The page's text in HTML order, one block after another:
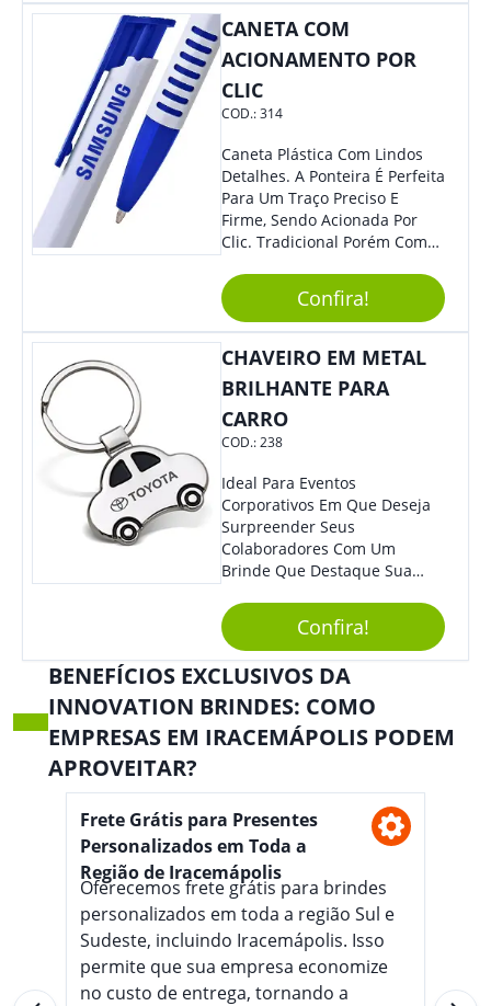
Colaboradores.
CANETA COM
ACIONAMENTO POR
CLIC
COD.:314
Caneta Plástica Com Lindos
Detalhes. A Ponteira É Perfeita
Para Um Traço Preciso E
Firme, Sendo Acionada Por
Clic. Tradicional Porém Com
Toda Diferença.
Confira!
CHAVEIRO EM METAL
BRILHANTE PARA
CARRO
COD.:238
Ideal Para Eventos
Corporativos Em Que Deseja
Surpreender Seus
Colaboradores Com Um
Brinde Que Destaque Sua
Formato De Carro É Ideal!
Elaborado Com Metal,
Material Resistente E Durável,
O Item Conta Também Com
Lindo Design.
Confira!
BENEFÍCIOS EXCLUSIVOS DA
INNOVATION BRINDES: COMO
EMPRESAS EM IRACEMÁPOLIS PODEM
APROVEITAR?
Frete Grátis para Presentes
Personalizados em Toda a
Região de Iracemápolis
Oferecemos frete grátis para brindes
personalizados em toda a região Sul e
Sudeste, incluindo Iracemápolis. Isso
permite que sua empresa economize
no custo de entrega, tornando a